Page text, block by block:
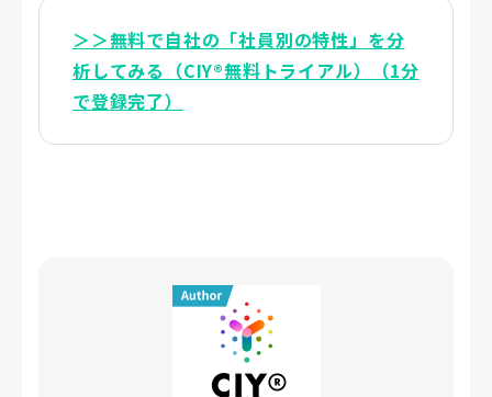
＞＞無料で自社の「社員別の特性」を分
析してみる（CIY®無料トライアル）（1分
で登録完了）